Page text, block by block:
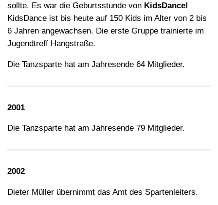
sollte. Es war die Geburtsstunde von KidsDance!
KidsDance ist bis heute auf 150 Kids im Alter von 2 bis
6 Jahren angewachsen. Die erste Gruppe trainierte im
Jugendtreff Hangstraße.
Die Tanzsparte hat am Jahresende 64 Mitglieder.
2001
Die Tanzsparte hat am Jahresende 79 Mitglieder.
2002
Dieter Müller übernimmt das Amt des Spartenleiters.